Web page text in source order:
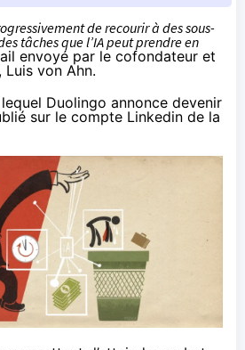
de recourir à des sous-
tâches que l’IA peut prendre en
envoyé par le cofondateur et
Luis von Ahn.
Duolingo annonce devenir
sur le compte Linkedin de la